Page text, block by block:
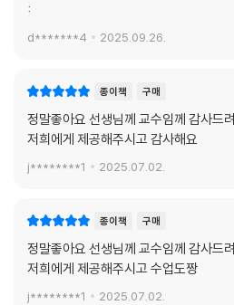
:
d*******4 2025.09.26.
종이책 구매
정말좋아요 선생님께 교수임께 감사드
저희에게 제공해주시고 감사해요
j********1 2025.07.02.
종이책 구매
정말좋아요 선생님께 교수임께 감사드
저희에게 제공해주시고 수업도짱
j********1 2025.07.02.